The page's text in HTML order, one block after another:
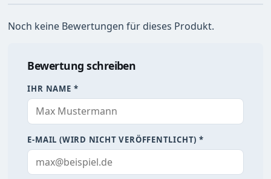
Noch keine Bewertungen für dieses Produkt.
Bewertung schreiben
IHR NAME *
E-MAIL (WIRD NICHT VERÖFFENTLICHT) *